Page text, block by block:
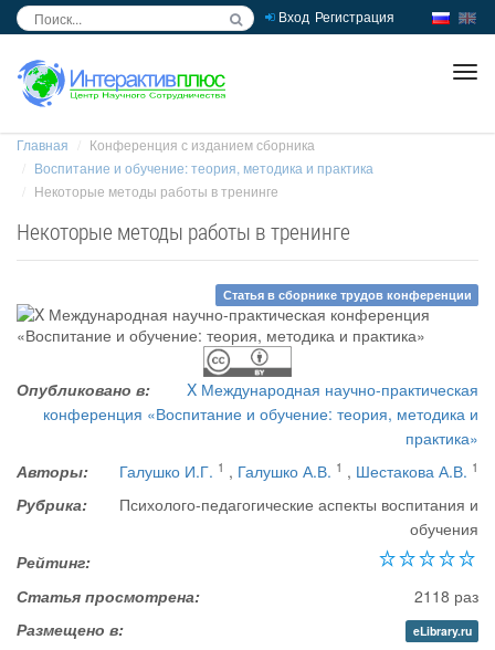
Вход Регистрация
Главная
Конференция с изданием сборника
Воспитание и обучение: теория, методика и практика
Некоторые методы работы в тренинге
Некоторые методы работы в тренинге
Статья в сборнике трудов конференции
Опубликовано в:
X Международная научно-практическая
конференция «Воспитание и обучение: теория, методика и
практика»
Авторы:
Галушко И.Г. 1 , Галушко А.В. 1 , Шестакова А.В. 1
Рубрика:
Психолого-педагогические аспекты воспитания и
обучения
Рейтинг:
Статья просмотрена:
2118 раз
Размещено в:
eLibrary.ru